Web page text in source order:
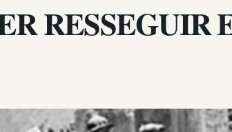
RESSEGUIR